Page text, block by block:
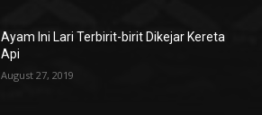
Ayam Ini Lari Terbirit-birit Dikejar Kereta
Api
August 27, 2019